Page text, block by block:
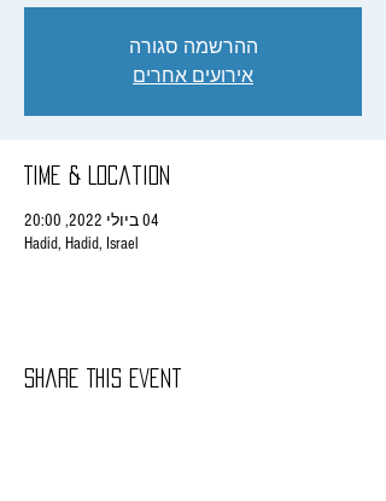
ההרשמה סגורה
אירועים אחרים
Time & Location
04 ביולי 2022, 20:00
Hadid, Hadid, Israel
Share This Event